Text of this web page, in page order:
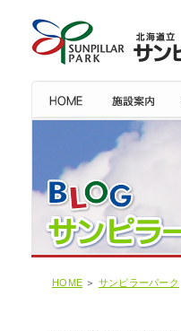
HOME ＞ サンピラーパーク